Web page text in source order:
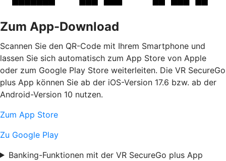
Zum App-Download
Scannen Sie den QR-Code mit Ihrem Smartphone und
lassen Sie sich automatisch zum App Store von Apple
oder zum Google Play Store weiterleiten. Die VR SecureGo
plus App können Sie ab der iOS-Version 17.6 bzw. ab der
Android-Version 10 nutzen.
Zum App Store
Zu Google Play
Banking-Funktionen mit der VR SecureGo plus App